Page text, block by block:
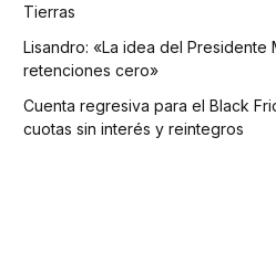
Tierras
Lisandro: «La idea del Presidente
retenciones cero»
Cuenta regresiva para el Black
cuotas sin interés y reintegros